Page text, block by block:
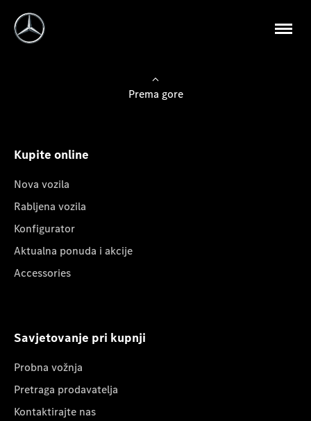
Prema gore
Kupite online
Nova vozila
Rabljena vozila
Konfigurator
Aktualna ponuda i akcije
Accessories
Savjetovanje pri kupnji
Probna vožnja
Pretraga prodavatelja
Kontaktirajte nas